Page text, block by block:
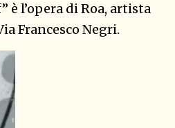
l’opera di Roa, artista
Francesco Negri.